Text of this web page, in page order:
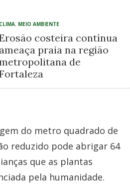
CLIMA, MEIO AMBIENTE
costeira contínua
ameaça praia na região
de
do metro quadrado de
reduzido pode abrigar 64
que as plantas
pela humanidade.